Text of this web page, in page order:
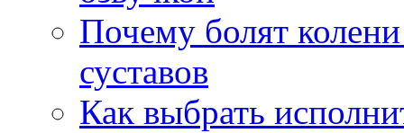
Почему болят
суставов
Как выбрать